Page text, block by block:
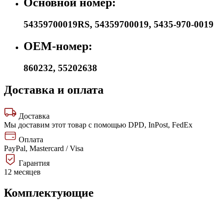
54359700019RS, 54359700019, 5435-970-0019
OEM-номер:
860232, 55202638
Доставка и оплата
Доставка
Мы доставим этот товар с помощью DPD, InPost, FedEx
Оплата
PayPal, Mastercard / Visa
Гарантия
12 месяцев
Комплектующие